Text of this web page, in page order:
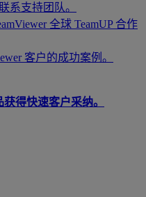
系支持团队。
全球 TeamUP 合作
客户的成功案例。
得快速客户采纳。